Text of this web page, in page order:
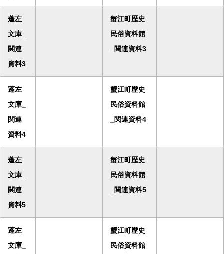
蓬左
文庫_
関連
資料3
蟹江町歴史
民俗資料館
_関連資料3
蓬左
文庫_
関連
資料4
蟹江町歴史
民俗資料館
_関連資料4
蓬左
文庫_
関連
資料5
蟹江町歴史
民俗資料館
_関連資料5
蓬左
文庫_
蟹江町歴史
民俗資料館